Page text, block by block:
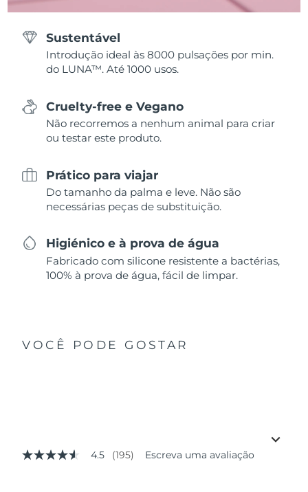
Sustentável
Introdução ideal às 8000 pulsações por min.
do LUNA™. Até 1000 usos.
Cruelty-free e Vegano
Não recorremos a nenhum animal para criar
ou testar este produto.
Prático para viajar
Do tamanho da palma e leve. Não são
necessárias peças de substituição.
Higiénico e à prova de água
Fabricado com silicone resistente a bactérias,
100% à prova de água, fácil de limpar.
VOCÊ PODE GOSTAR
4.5
4.5 (195) Escreva uma avaliação